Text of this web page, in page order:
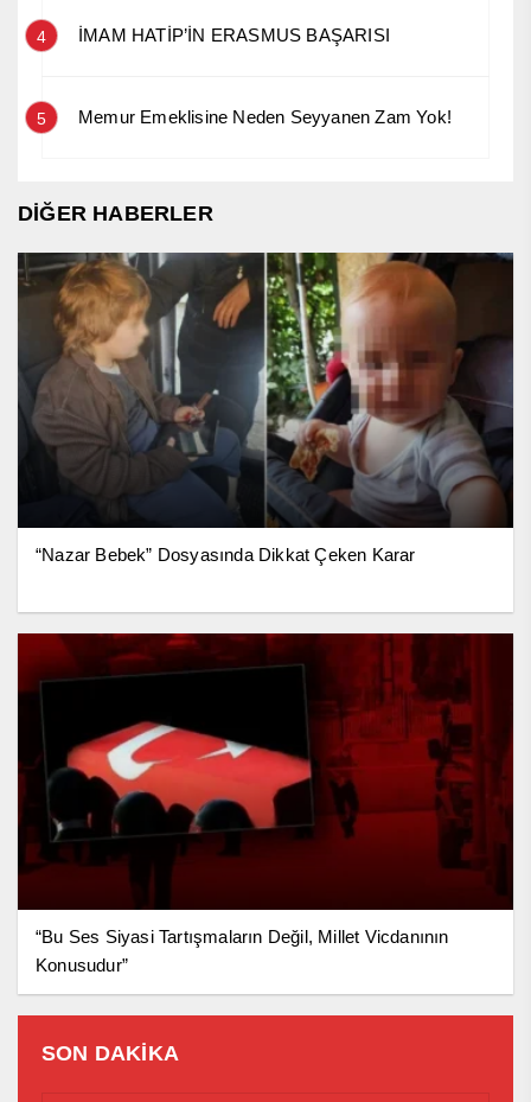
4 İMAM HATİP’İN ERASMUS BAŞARISI
5 Memur Emeklisine Neden Seyyanen Zam Yok!
DİĞER HABERLER
“Nazar Bebek” Dosyasında Dikkat Çeken Karar
“Bu Ses Siyasi Tartışmaların Değil, Millet Vicdanının
Konusudur”
SON DAKİKA